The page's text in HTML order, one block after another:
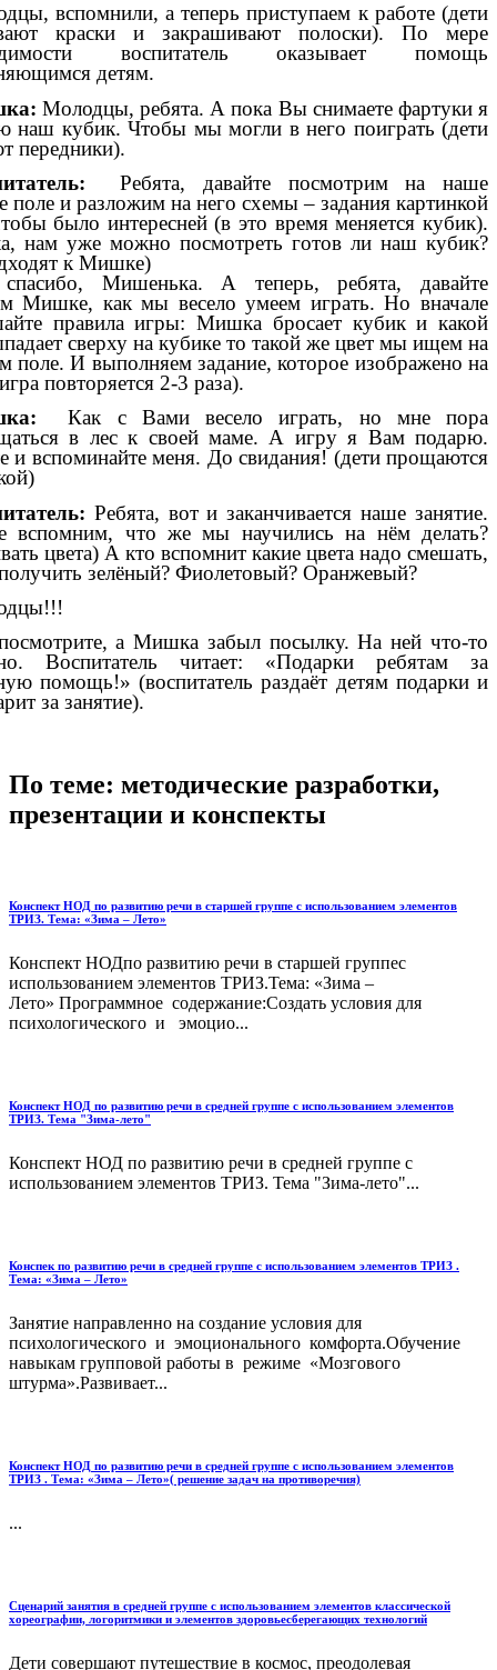
вспомнили, а теперь приступаем к работе (дети
краски и закрашивают полоски). По мере
воспитатель оказывает помощь
детям.
Молодцы, ребята. А пока Вы снимаете фартуки я
наш кубик. Чтобы мы могли в него поиграть (дети
передники).
Ребята, давайте посмотрим на наше
поле и разложим на него схемы – задания картинкой
было интересней (в это время меняется кубик).
нам уже можно посмотреть готов ли наш кубик?
к Мишке)
Мишенька. А теперь, ребята, давайте
Мишке, как мы весело умеем играть. Но вначале
правила игры: Мишка бросает кубик и какой
сверху на кубике то такой же цвет мы ищем на
поле. И выполняем задание, которое изображено на
повторяется 2-3 раза).
Как с Вами весело играть, но мне пора
в лес к своей маме. А игру я Вам подарю.
и вспоминайте меня. До свидания! (дети прощаются
Ребята, вот и заканчивается наше занятие.
вспомним, что же мы научились на нём делать?
цвета) А кто вспомнит какие цвета надо смешать,
зелёный? Фиолетовый? Оранжевый?
а Мишка забыл посылку. На ней что-то
Воспитатель читает: «Подарки ребятам за
помощь!» (воспитатель раздаёт детям подарки и
за занятие).
По теме: методические разработки,
презентации и конспекты
Конспект НОД по развитию речи в старшей группе с использованием элементов
ТРИЗ. Тема: «Зима – Лето»
Конспект НОДпо развитию речи в старшей группес
использованием элементов ТРИЗ.Тема: «Зима –
Лето» Программное содержание:Создать условия для
психологического и эмоцио...
Конспект НОД по развитию речи в средней группе с использованием элементов
ТРИЗ. Тема "Зима-лето"
Конспект НОД по развитию речи в средней группе с
использованием элементов ТРИЗ. Тема "Зима-лето"...
Конспек по развитию речи в средней группе с использованием элементов ТРИЗ .
Тема: «Зима – Лето»
Занятие направленно на создание условия для
психологического и эмоционального комфорта.Обучение
навыкам групповой работы в режиме «Мозгового
штурма».Развивает...
Конспект НОД по развитию речи в средней группе с использованием элементов
ТРИЗ . Тема: «Зима – Лето»( решение задач на противоречия)
...
Сценарий занятия в средней группе с использованием элементов классической
хореографии, логоритмики и элементов здоровьесберегающих технологий
Дети совершают путешествие в космос, преодолевая